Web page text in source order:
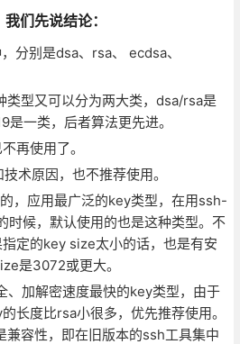
们先说结论：
分别是dsa、rsa、 ecdsa、
类型又可以分为两大类，dsa/rsa是
一类，后者算法更先进。
再使用了。
术原因，也不推荐使用。
，应用最广泛的key类型，在用ssh-
时候，默认使用的也是这种类型。不
定的key size太小的话，也是有安
是3072或更大。
、加解密速度最快的key类型，由于
长度比rsa小很多，优先推荐使用。
兼容性，即在旧版本的ssh工具集中